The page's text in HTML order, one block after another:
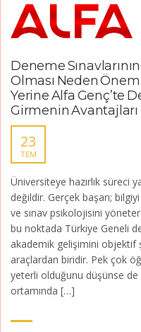
Deneme
Olması Neden
Yerine Alfa Genç’te
Girmenin Avantajları
23
TEM
Üniversiteye hazırlık süreci
değildir. Gerçek başarı;
ve sınav psikolojisini
bu noktada Türkiye Geneli
akademik gelişimini objektif
araçlardan biridir. Pek çok
yeterli olduğunu düşünse de
ortamında […]